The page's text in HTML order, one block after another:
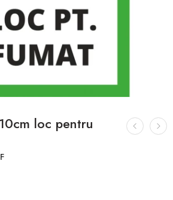
loc pentru